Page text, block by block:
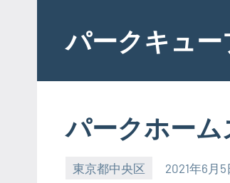
contentパークキュ
パークホーム
東京都中央区 2021年6月5